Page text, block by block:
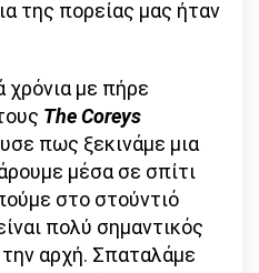
της πορείας μας ήταν
χρόνια με πήρε
ΤheCoreys
πως ξεκινάμε μια
μέσα σε σπίτι
στο στούντιό
πολύ σημαντικός
αρχή. Σπαταλάμε